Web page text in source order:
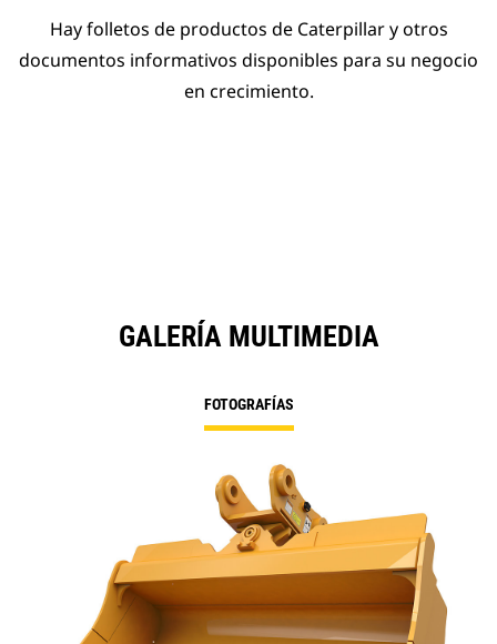
Hay folletos de productos de Caterpillar y otros
documentos informativos disponibles para su negocio
en crecimiento.
GALERÍA MULTIMEDIA
FOTOGRAFÍAS